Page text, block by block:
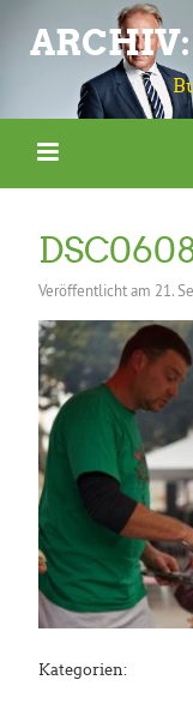
Veröffentlicht am 21.
Kategorien: